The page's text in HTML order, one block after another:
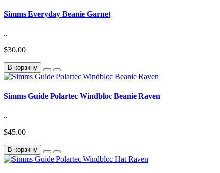
Simms Everyday Beanie Garnet
..
$30.00
В корзину
Simms Guide Polartec Windbloc Beanie Raven
..
$45.00
В корзину